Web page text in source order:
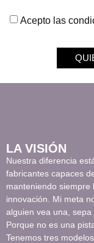
Acepto las
LA VISIÓN
Nuestra diferencia
fabricantes capaces
manteniendo siempre
innovación. Mi meta
alguien vea una,
Porque no es una
Tenemos tres